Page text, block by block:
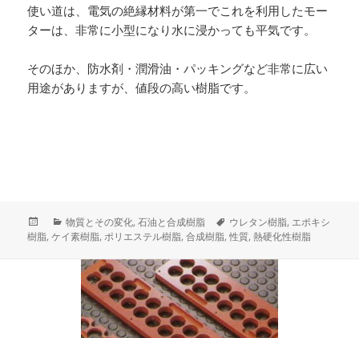
使い道は、電気の絶縁材料が第一でこれを利用したモー
ターは、非常に小型になり水に浸かっても平気です。
そのほか、防水剤・潤滑油・パッキングなど非常に広い
用途がありますが、値段の高い樹脂です。
稿
カ
テ
物質とその変化,石油と合成樹脂
タ
グ
ウレタン樹脂, エポキシ
樹脂,ケイ素樹脂,ポリエステル樹脂,合成樹脂,性質,熱硬化性樹脂